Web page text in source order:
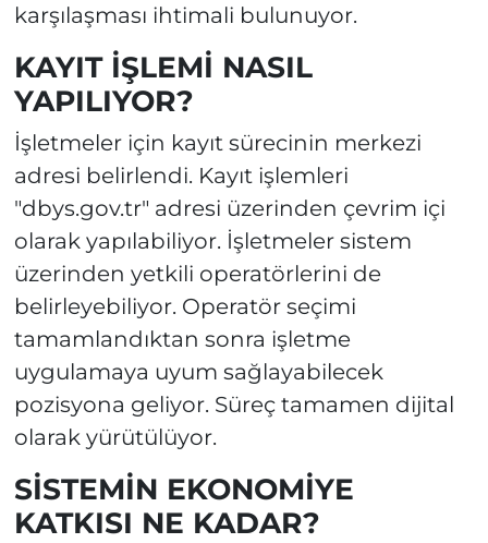
karşılaşması ihtimali bulunuyor.
KAYIT İŞLEMİ NASIL
YAPILIYOR?
İşletmeler için kayıt sürecinin merkezi
adresi belirlendi. Kayıt işlemleri
"dbys.gov.tr" adresi üzerinden çevrim içi
olarak yapılabiliyor. İşletmeler sistem
üzerinden yetkili operatörlerini de
belirleyebiliyor. Operatör seçimi
tamamlandıktan sonra işletme
uygulamaya uyum sağlayabilecek
pozisyona geliyor. Süreç tamamen dijital
olarak yürütülüyor.
SİSTEMİN EKONOMİYE
KATKISI NE KADAR?